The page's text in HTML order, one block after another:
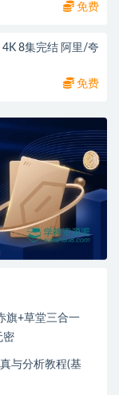
免费
里/夸
免费
旗+草堂三合一
密
与分析教程(基